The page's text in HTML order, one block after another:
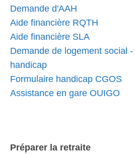
Demande d'AAH
Aide financière RQTH
Aide financière SLA
Demande de logement social
handicap
Formulaire handicap CGOS
Assistance en gare OUIGO
Préparer la retraite